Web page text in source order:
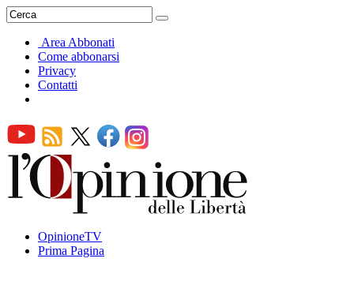
Area Abbonati
Come abbonarsi
Privacy
Contatti
OpinioneTV
Prima Pagina